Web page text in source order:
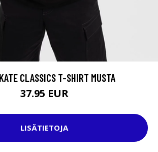
CLASSICS T-SHIRT MUSTA
37.95 EUR
LISÄTIETOJA